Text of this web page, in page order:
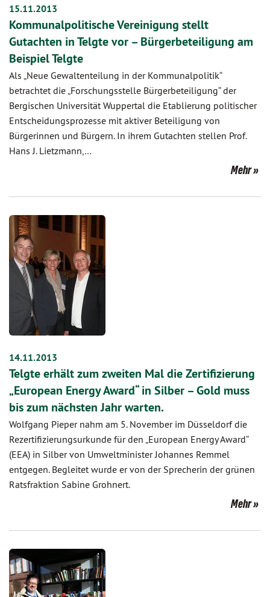
15.11.2013
Kommunalpolitische Vereinigung stellt
Gutachten in Telgte vor – Bürgerbeteiligung am
Beispiel Telgte
Als „Neue Gewaltenteilung in der Kommunalpolitik“
betrachtet die „Forschungsstelle Bürgerbeteiligung“ der
Bergischen Universität Wuppertal die Etablierung politischer
Entscheidungsprozesse mit aktiver Beteiligung von
Bürgerinnen und Bürgern. In ihrem Gutachten stellen Prof.
Hans J. Lietzmann,…
Mehr
14.11.2013
Telgte erhält zum zweiten Mal die Zertifizierung
„European Energy Award“ in Silber – Gold muss
bis zum nächsten Jahr warten.
Wolfgang Pieper nahm am 5. November im Düsseldorf die
Rezertifizierungsurkunde für den „European Energy Award“
(EEA) in Silber von Umweltminister Johannes Remmel
entgegen. Begleitet wurde er von der Sprecherin der grünen
Ratsfraktion Sabine Grohnert.
Mehr